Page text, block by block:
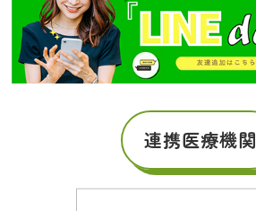
連携医療機関